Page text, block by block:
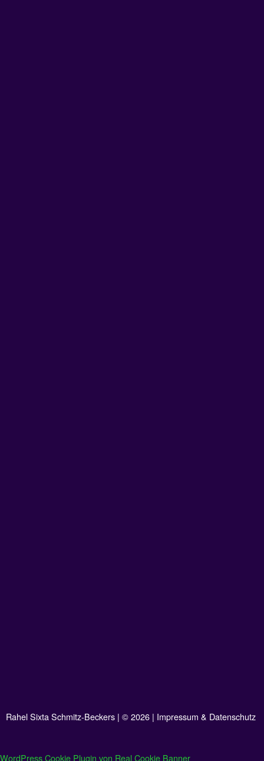
Rahel Sixta Schmitz-Beckers | © 2026 | Impressum & Datenschutz
WordPress Cookie Plugin von Real Cookie Banner